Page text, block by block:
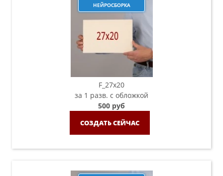
НЕЙРОСБОРКА
F_27x20
за 1 разв. с обложкой
500 руб
СОЗДАТЬ СЕЙЧАС